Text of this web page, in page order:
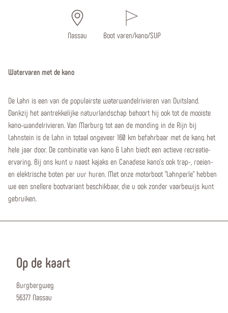
Nassau Boot varen/kano/SUP
Watervaren met de kano
De Lahn is een van de populairste waterwandelrivieren van Duitsland.
Dankzij het aantrekkelijke natuurlandschap behoort hij ook tot de mooiste
kano-wandelrivieren. Van Marburg tot aan de monding in de Rijn bij
Lahnstein is de Lahn in totaal ongeveer 160 km befahrbaar met de kano, het
hele jaar door. De combinatie van kano & Lahn biedt een actieve recreatie-
ervaring. Bij ons kunt u naast kajaks en Canadese kano's ook trap-, roeien-
en elektrische boten per uur huren. Met onze motorboot "Lahnperle" hebben
we een snellere bootvariant beschikbaar, die u ook zonder vaarbewijs kunt
gebruiken.
Op de kaart
Burgbergweg
56377 Nassau